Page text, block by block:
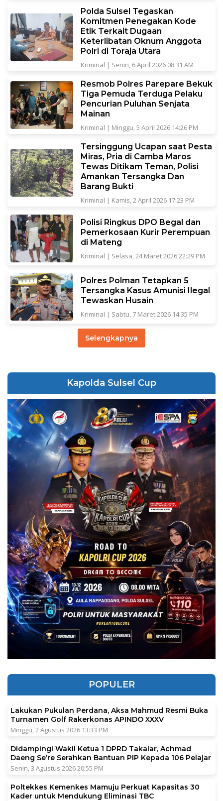
Polda Sulsel Tegaskan
Komitmen Penegakan Kode
Etik Terkait Dugaan
Keterlibatan Oknum Anggota
Polri di Toraja Utara
Kriminal | Senin, 6 April 2026 08:31 AM
Resmob Polres Parepare Bekuk
Tiga Pemuda Terduga Pelaku
Pencurian Puluhan Senjata
Mainan
Kriminal | Minggu, 5 April 2026 14:26 PM
Tersinggung Ucapan saat Pesta
Miras, Pria di Camba Maros
Tewas Ditikam Teman, Polisi
Amankan Tersangka Dan
Barang Bukti
Kriminal | Kamis, 2 April 2026 17:23 PM
Polisi Ringkus DPO Begal dan
Pemerkosaan Kurir Perempuan
di Mateng
Kriminal | Selasa, 24 Maret 2026 22:29 PM
Polres Polman Tetapkan 5
Tersangka Kasus Amunisi Ilegal
Tewaskan Husain
Kriminal | Sabtu, 7 Maret 2026 14:35 PM
Selengkapnya
Kapolda Sulsel Cup
POPULER
Lakukan Pukulan Perdana, Aksa Mahmud Resmi Buka
Turnamen Golf Rakerkonas APINDO XXXV
Minggu, 2 Agustus 2026 13:33 PM
Didampingi Wakil Ketua 1 DPRD Takalar, Achmad
Daeng Se’re Serahkan Bantuan PIP Kepada 106 Pelajar
Senin, 3 Agustus 2026 20:55 PM
Poltekkes Kemenkes Mamuju Perkuat Kapasitas 30
Kader untuk Mendukung Eliminasi TBC